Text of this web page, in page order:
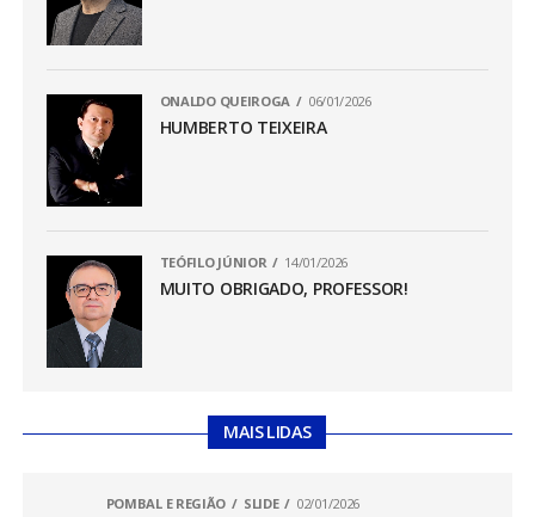
ONALDO QUEIROGA 06/01/2026
HUMBERTO TEIXEIRA
TEÓFILO JÚNIOR 14/01/2026
MUITO OBRIGADO, PROFESSOR!
MAIS LIDAS
POMBAL E REGIÃO SLIDE 02/01/2026